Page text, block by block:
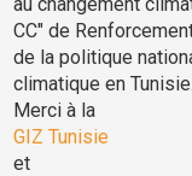
CC" de
de la politique
climatique en Tunisie.
Merci à la
GIZ Tunisie
et